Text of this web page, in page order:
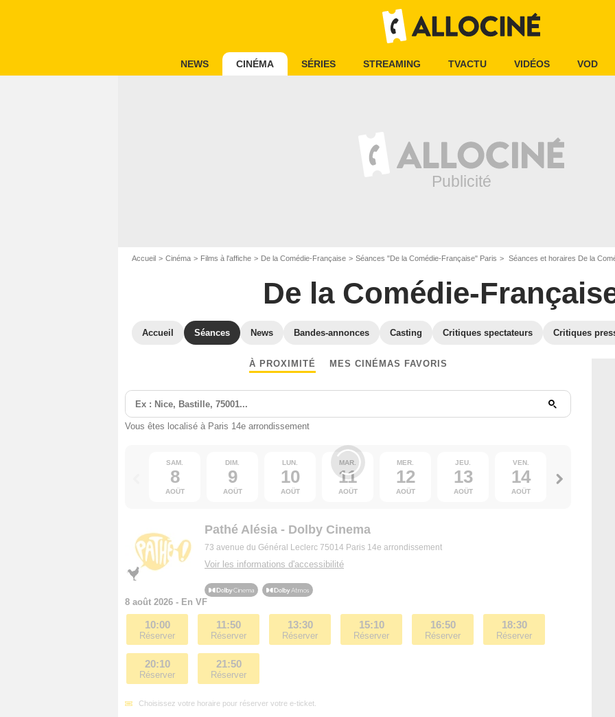
NEWS CINÉMA SÉRIES STREAMING TVACTU VIDÉOS VOD
Accueil Cinéma Films à l'affiche De la Comédie-Française Séances "De la Comédie-Française" Paris Séances et horaires De la
De la Comédie-
Accueil Séances News Bandes-annonces Casting Critiques spectateurs Critiques
À PROXIMITÉ MES CINÉMAS FAVORIS
Vous êtes localisé à Paris 14e arrondissement
SAM.
8
AOÛT
DIM.
9
AOÛT
LUN.
10
AOÛT
MAR.
11
AOÛT
MER.
12
AOÛT
JEU.
13
AOÛT
VEN.
14
AOÛT
Pathé Alésia - Dolby Cinema
73 avenue du Général Leclerc 75014 Paris 14e arrondissement
Voir les informations d'accessibilité
8 août 2026 - En VF
10:00
Réserver
11:50
Réserver
13:30
Réserver
15:10
Réserver
16:50
Réserver
18:30
Réserver
20:10
Réserver
21:50
Réserver
Choisissez votre horaire pour réserver votre e-ticket.